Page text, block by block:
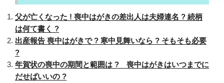
父が亡くなった ! 喪中はがきの差出人は夫婦連名 ? 続柄
は何て書く ?
出産報告 喪中はがきで ? 寒中見舞いなら ? そもそも必要
?
年賀状の喪中の期間と範囲は ? 喪中はがきはいつまでに
だせばいいの ?